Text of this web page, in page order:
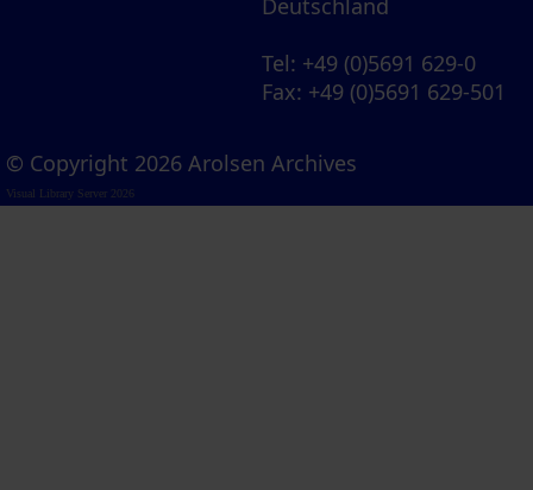
Deutschland
Tel: +49 (0)5691 629-0
Fax: +49 (0)5691 629-501
© Copyright 2026 Arolsen Archives
Visual Library Server 2026